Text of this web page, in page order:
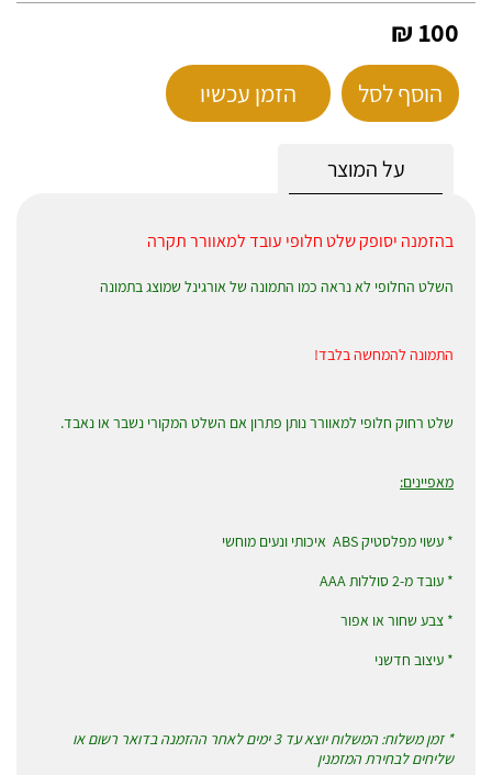
100 ₪
הוסף לסל הזמן עכשיו
על המוצר
בהזמנה יסופק שלט חלופי עובד למאוורר תקרה
השלט החלופי לא נראה כמו התמונה של אורגינל שמוצג בתמונה
התמונה להמחשה בלבד!
שלט רחוק חלופי למאוורר נותן פתרון אם השלט המקורי נשבר או נאבד.
מאפיינים:
* עשוי מפלסטיק ABS איכותי ונעים מוחשי
* עובד מ-2 סוללות AAA
* צבע שחור או אפור
* עיצוב חדשני
* זמן משלוח: המשלוח יוצא עד 3 ימים לאחר ההזמנה בדואר רשום או
שליחים לבחירת המזמנין